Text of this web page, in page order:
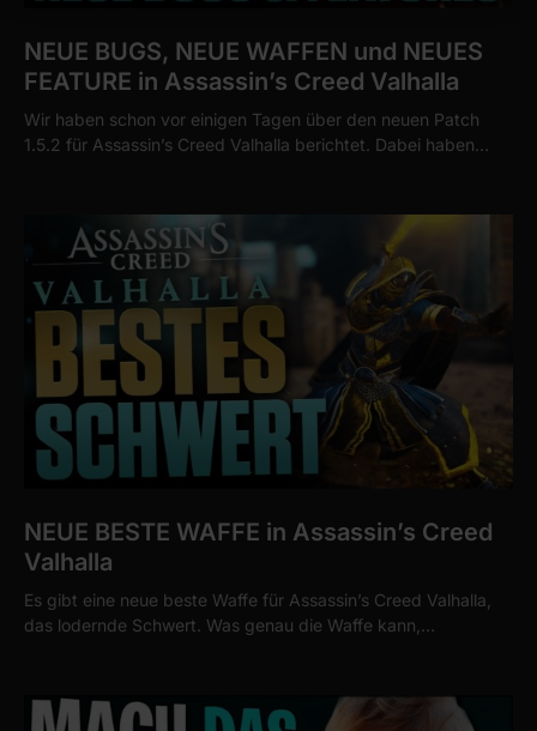
We use cookies to personalise content and ads, to
provide social media features and to analyse our traffic.
our social media, advertising and analytics partners who
of their services.
NEUE BUGS, NEUE WAFFEN und NEUES
FEATURE in Assassin’s Creed Valhalla
Wir haben schon vor einigen Tagen über den neuen Patch
1.5.2 für Assassin’s Creed Valhalla berichtet. Dabei haben…
NEUE BESTE WAFFE in Assassin’s Creed
Valhalla
Es gibt eine neue beste Waffe für Assassin’s Creed Valhalla,
das lodernde Schwert. Was genau die Waffe kann,…